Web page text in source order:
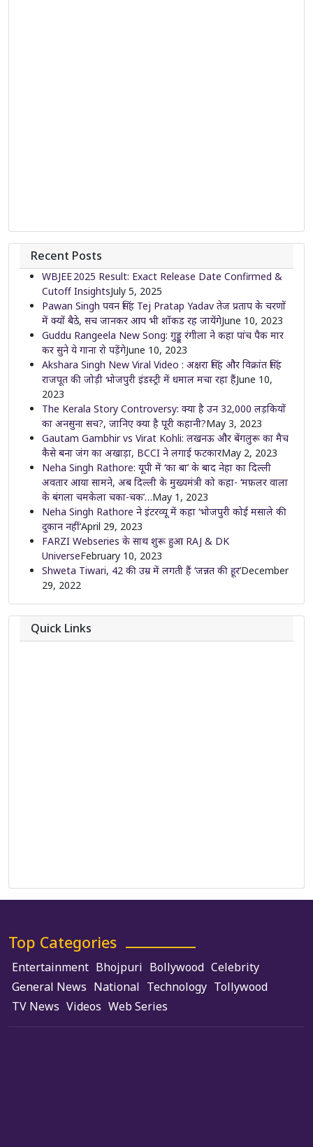
Recent Posts
WBJEE 2025 Result: Exact Release Date Confirmed &
Cutoff InsightsJuly 5, 2025
Pawan Singh पवन सिंह Tej Pratap Yadav तेज प्रताप के चरणों
में क्यों बैठे, सच जानकर आप भी शॉकड रह जायेंगेJune 10, 2023
Guddu Rangeela New Song: गुड्डू रंगीला ने कहा पांच पैक मार
कर सुने ये गाना रो पड़ेंगेJune 10, 2023
Akshara Singh New Viral Video : अक्षरा सिंह और विक्रांत सिंह
राजपूत की जोड़ी भोजपुरी इंडस्ट्री में धमाल मचा रहा हैंJune 10,
2023
The Kerala Story Controversy: क्या है उन 32,000 लड़कियों
का अनसुना सच?, जानिए क्या है पूरी कहानी?May 3, 2023
Gautam Gambhir vs Virat Kohli: लखनऊ और बेंगलुरू का मैच
कैसे बना जंग का अखाड़ा, BCCI ने लगाई फटकारMay 2, 2023
Neha Singh Rathore: यूपी में ‘का बा’ के बाद नेहा का दिल्ली
अवतार आया सामने, अब दिल्ली के मुख्यमंत्री को कहा- ‘मफ़लर वाला
के बंगला चमकेला चका-चक’…May 1, 2023
Neha Singh Rathore ने इंटरव्यू में कहा ‘भोजपुरी कोई मसाले की
दुकान नहीं’April 29, 2023
FARZI Webseries के साथ शुरू हुआ RAJ & DK
UniverseFebruary 10, 2023
Shweta Tiwari, 42 की उम्र में लगती हैं ‘जन्नत की हूर’December
29, 2022
Quick Links
Top Categories
Entertainment Bhojpuri Bollywood Celebrity
General News National Technology Tollywood
TV News Videos Web Series